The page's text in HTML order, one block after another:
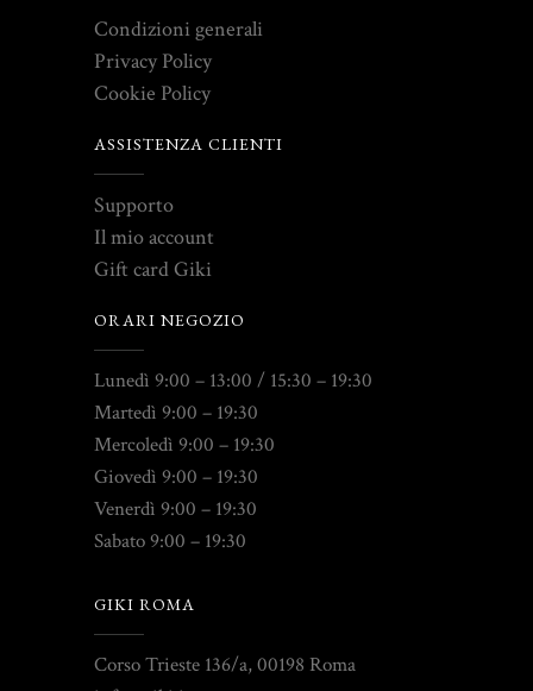
Condizioni generali
Privacy Policy
Cookie Policy
ASSISTENZA CLIENTI
Supporto
Il mio account
Gift card Giki
ORARI NEGOZIO
Lunedì 9:00 – 13:00 / 15:30 – 19:30
Martedì 9:00 – 19:30
Mercoledì 9:00 – 19:30
Giovedì 9:00 – 19:30
Venerdì 9:00 – 19:30
Sabato 9:00 – 19:30
GIKI ROMA
Corso Trieste 136/a, 00198 Roma